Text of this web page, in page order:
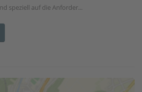
speziell auf die Anforder...